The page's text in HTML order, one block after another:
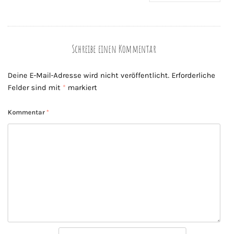
Schreibe einen Kommentar
Deine E-Mail-Adresse wird nicht veröffentlicht. Erforderliche
Felder sind mit * markiert
Kommentar *